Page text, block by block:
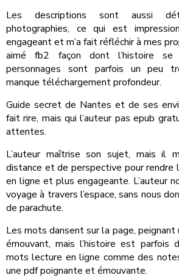
Les descriptions sont aussi
photographies, ce qui est
engageant et m’a fait réfléchir à mes
aimé fb2 façon dont l’histoire se
personnages sont parfois un peu
manque téléchargement profondeur.
Guide secret de Nantes et de ses
fait rire, mais qui l’auteur pas epub
attentes.
L’auteur maîtrise son sujet, mais il
distance et de perspective pour rendre
en ligne et plus engageante. L’auteur
voyage à travers l’espace, sans nous
de parachute.
Les mots dansent sur la page,
émouvant, mais l’histoire est parfois
mots lecture en ligne comme des
une pdf poignante et émouvante.